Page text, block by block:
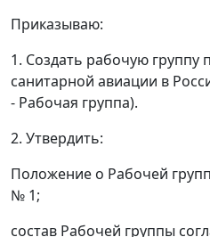
Приказываю:
1. Создать рабочую группу
санитарной авиации в
- Рабочая группа).
2. Утвердить:
Положение о Рабочей
№ 1;
состав Рабочей группы